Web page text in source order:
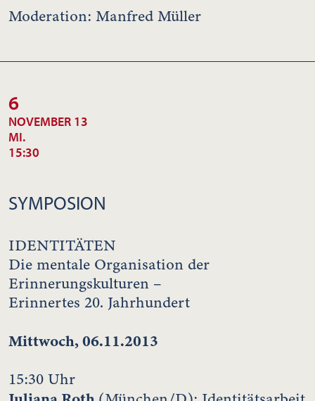
Moderation: Manfred Müller
6
NOVEMBER 13
MI.
15:30
SYMPOSION
IDENTITÄTEN
Die mentale Organisation der
Erinnerungskulturen –
Erinnertes 20. Jahrhundert
Mittwoch, 06.11.2013
15:30 Uhr